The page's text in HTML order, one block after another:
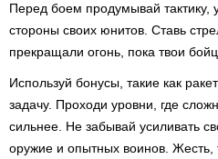
Перед боем продумывай тактику,
стороны своих юнитов. Ставь
прекращали огонь, пока твои
Используй бонусы, такие как
задачу. Проходи уровни, где
сильнее. Не забывай усиливать
оружие и опытных воинов. Жесть,